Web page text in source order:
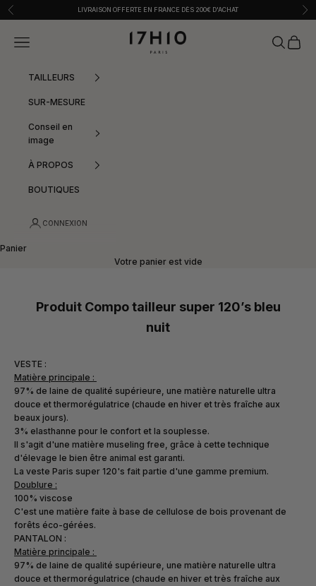
Passer au contenu
Précédent LIVRAISON OFFERTE EN FRANCE DÈS 200€ D'ACHAT
17h10
Menu Recherche
Panier
TAILLEURS
SUR-MESURE
Conseil en
image
À PROPOS
BOUTIQUES
CONNEXION
Panier
Votre panier est vide
Produit Compo tailleur super 120’s bleu
nuit
VESTE :
Matière principale :
97% de laine de qualité supérieure, une matière naturelle ultra
douce et thermorégulatrice (chaude en hiver et très fraîche aux
beaux jours).
3% elasthanne pour le confort et la souplesse.
Il s'agit d'une matière museling free, grâce à cette technique
d'élevage le bien être animal est garanti.
La veste Paris super 120's fait partie d'une gamme premium.
Doublure :
100% viscose
C'est une matière faite à base de cellulose de bois provenant de
forêts éco-gérées.
PANTALON :
Matière principale :
97% de laine de qualité supérieure, une matière naturelle ultra
douce et thermorégulatrice (chaude en hiver et très fraîche aux